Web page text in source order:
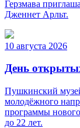
Герзмава
Дженнет Арльт.
10 августа 2026
День
Пушкинский
молодёжного
программы нового
до 22 лет.